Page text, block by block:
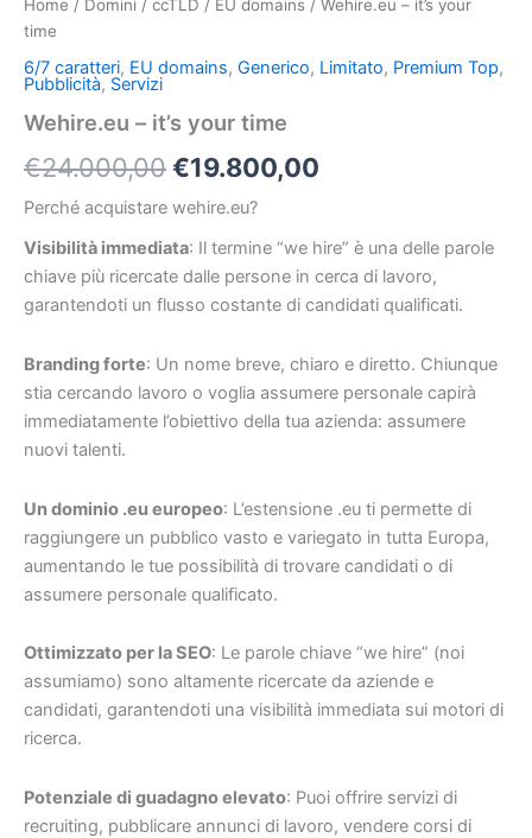
Home / Domini / ccTLD / EU domains / Wehire.eu – it’s your
time
6/7 caratteri, EU domains, Generico, Limitato, Premium Top,
Pubblicità, Servizi
Wehire.eu – it’s your time
€24.000,00€19.800,00
Perché acquistare wehire.eu?
Visibilità immediata: Il termine “we hire” è una delle parole
chiave più ricercate dalle persone in cerca di lavoro,
garantendoti un flusso costante di candidati qualificati.
Branding forte: Un nome breve, chiaro e diretto. Chiunque
stia cercando lavoro o voglia assumere personale capirà
immediatamente l’obiettivo della tua azienda: assumere
nuovi talenti.
Un dominio .eu europeo: L’estensione .eu ti permette di
raggiungere un pubblico vasto e variegato in tutta Europa,
aumentando le tue possibilità di trovare candidati o di
assumere personale qualificato.
Ottimizzato per la SEO: Le parole chiave “we hire” (noi
assumiamo) sono altamente ricercate da aziende e
candidati, garantendoti una visibilità immediata sui motori di
ricerca.
Potenziale di guadagno elevato: Puoi offrire servizi di
recruiting, pubblicare annunci di lavoro, vendere corsi di